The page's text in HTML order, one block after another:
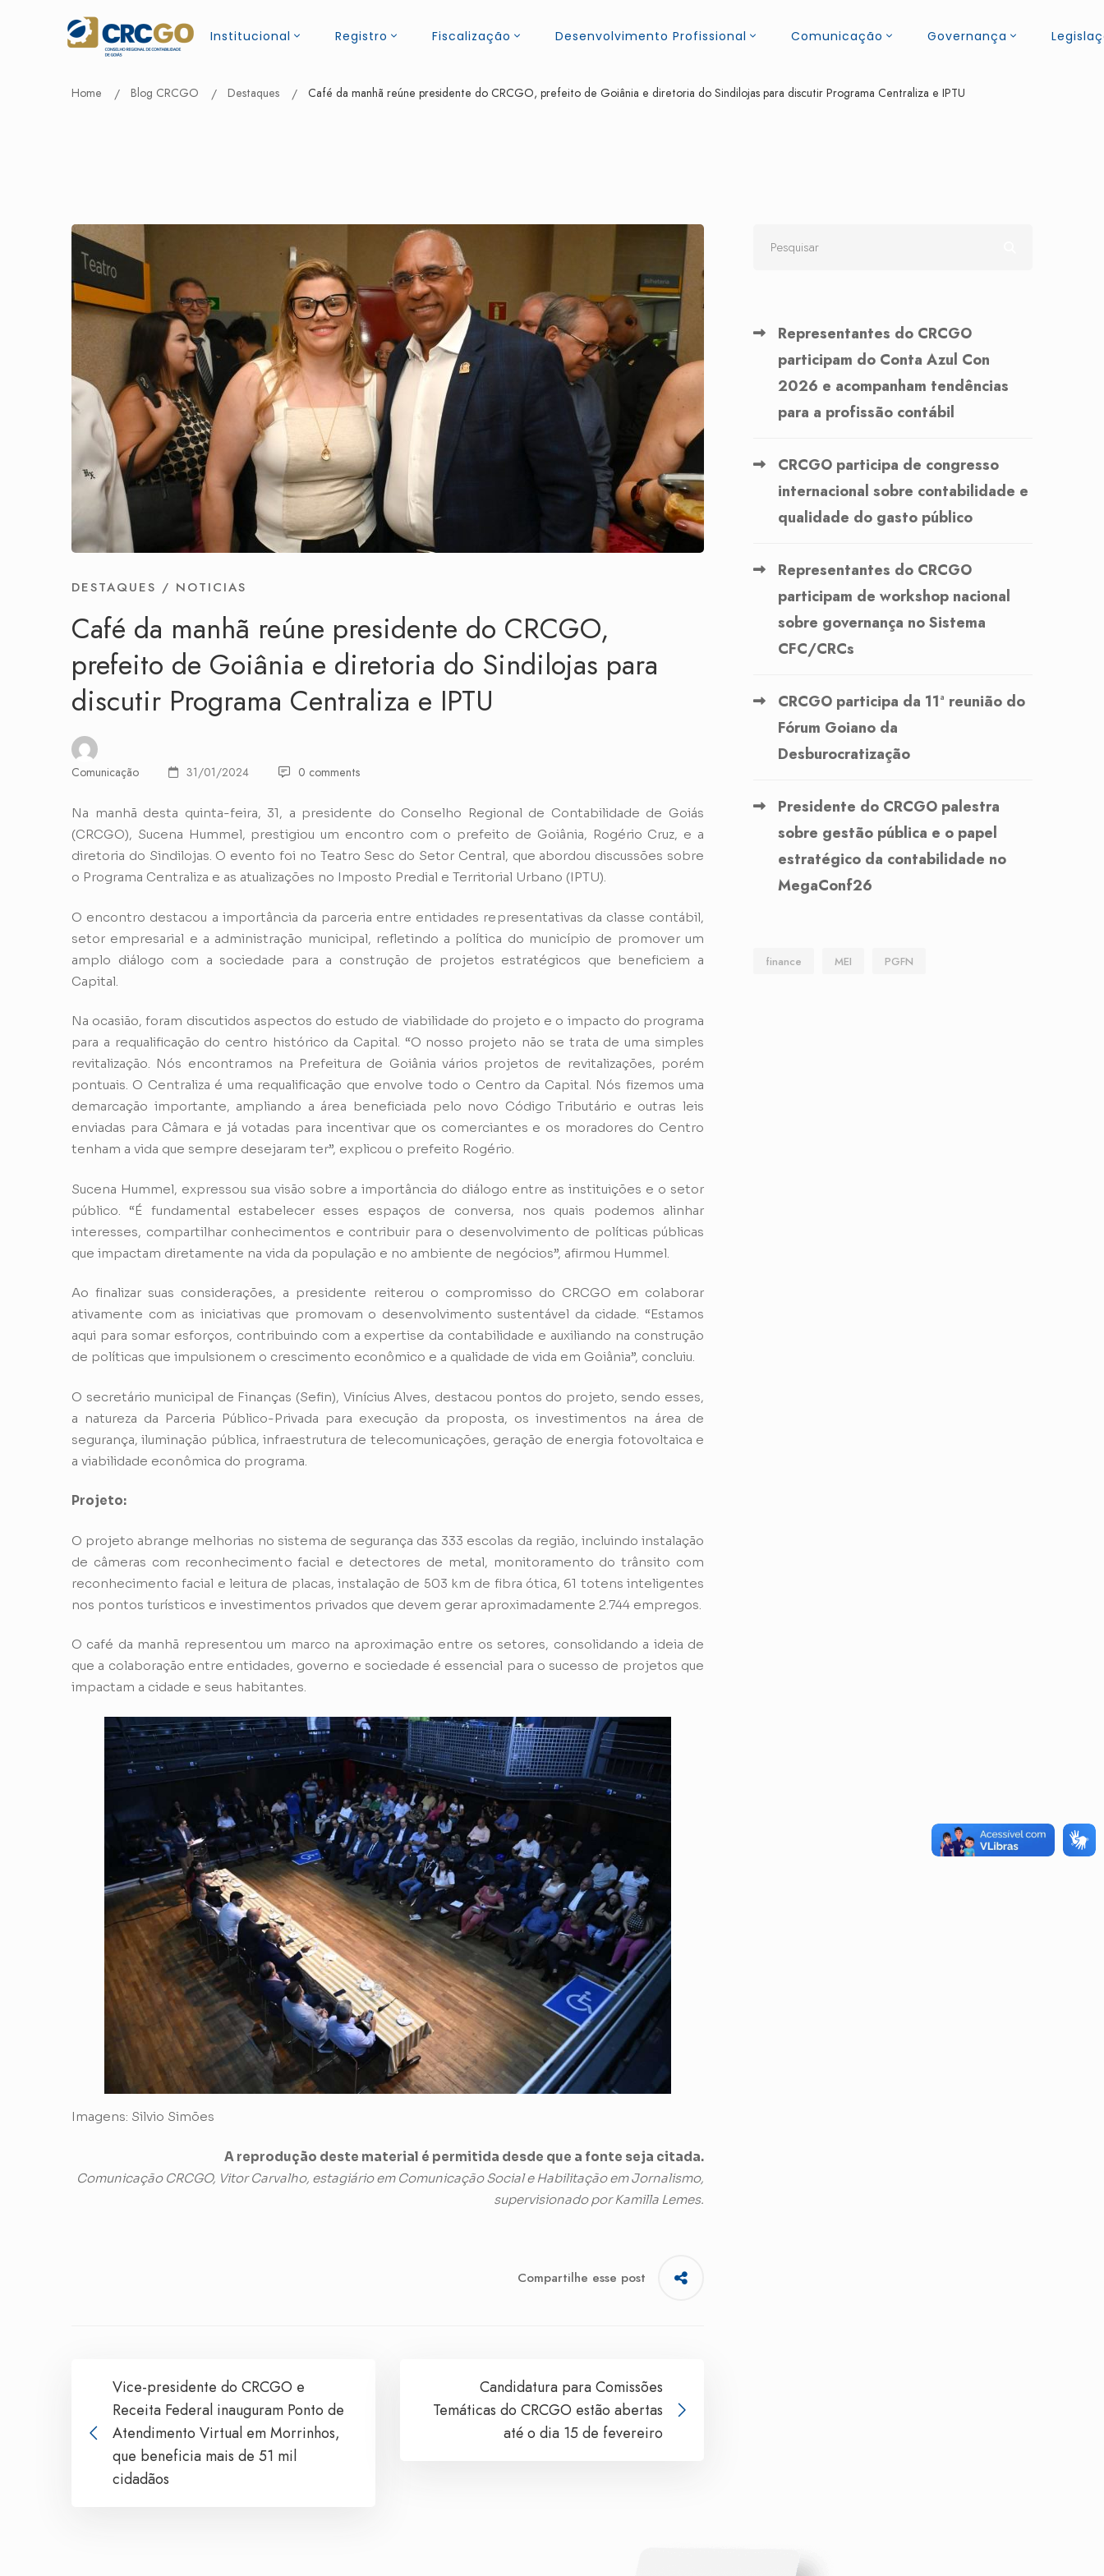
Institucional Registro Fiscalização Desenvolvimento Profissional Comunicação Governança
Home Blog CRCGO Destaques Café da manhã reúne presidente do CRCGO, prefeito de Goiânia e diretoria do Sindilojas para discutir Programa Centraliza e IPTU
DESTAQUES / NOTICIAS
Café da manhã reúne presidente do CRCGO,
prefeito de Goiânia e diretoria do Sindilojas para
discutir Programa Centraliza e IPTU
Comunicação 31/01/2024 0 comments
Na manhã desta quinta-feira, 31, a presidente do Conselho Regional de Contabilidade de Goiás
(CRCGO), Sucena Hummel, prestigiou um encontro com o prefeito de Goiânia, Rogério Cruz, e a
diretoria do Sindilojas. O evento foi no Teatro Sesc do Setor Central, que abordou discussões sobre
o Programa Centraliza e as atualizações no Imposto Predial e Territorial Urbano (IPTU).
O encontro destacou a importância da parceria entre entidades representativas da classe contábil,
setor empresarial e a administração municipal, refletindo a política do município de promover um
amplo diálogo com a sociedade para a construção de projetos estratégicos que beneficiem a
Capital.
Na ocasião, foram discutidos aspectos do estudo de viabilidade do projeto e o impacto do programa
para a requalificação do centro histórico da Capital. “O nosso projeto não se trata de uma simples
revitalização. Nós encontramos na Prefeitura de Goiânia vários projetos de revitalizações, porém
pontuais. O Centraliza é uma requalificação que envolve todo o Centro da Capital. Nós fizemos uma
demarcação importante, ampliando a área beneficiada pelo novo Código Tributário e outras leis
enviadas para Câmara e já votadas para incentivar que os comerciantes e os moradores do Centro
tenham a vida que sempre desejaram ter”, explicou o prefeito Rogério.
Sucena Hummel, expressou sua visão sobre a importância do diálogo entre as instituições e o setor
público. “É fundamental estabelecer esses espaços de conversa, nos quais podemos alinhar
interesses, compartilhar conhecimentos e contribuir para o desenvolvimento de políticas públicas
que impactam diretamente na vida da população e no ambiente de negócios”, afirmou Hummel.
Ao finalizar suas considerações, a presidente reiterou o compromisso do CRCGO em colaborar
ativamente com as iniciativas que promovam o desenvolvimento sustentável da cidade. “Estamos
aqui para somar esforços, contribuindo com a expertise da contabilidade e auxiliando na construção
de políticas que impulsionem o crescimento econômico e a qualidade de vida em Goiânia”, concluiu.
O secretário municipal de Finanças (Sefin), Vinícius Alves, destacou pontos do projeto, sendo esses,
a natureza da Parceria Público-Privada para execução da proposta, os investimentos na área de
segurança, iluminação pública, infraestrutura de telecomunicações, geração de energia fotovoltaica e
a viabilidade econômica do programa.
Projeto:
O projeto abrange melhorias no sistema de segurança das 333 escolas da região, incluindo instalação
de câmeras com reconhecimento facial e detectores de metal, monitoramento do trânsito com
reconhecimento facial e leitura de placas, instalação de 503 km de fibra ótica, 61 totens inteligentes
nos pontos turísticos e investimentos privados que devem gerar aproximadamente 2.744 empregos.
O café da manhã representou um marco na aproximação entre os setores, consolidando a ideia de
que a colaboração entre entidades, governo e sociedade é essencial para o sucesso de projetos que
impactam a cidade e seus habitantes.
Imagens: Silvio Simões
A reprodução deste material é permitida desde que a fonte seja citada.
Comunicação CRCGO, Vitor Carvalho, estagiário em Comunicação Social e Habilitação em Jornalismo,
supervisionado por Kamilla Lemes.
Compartilhe esse post
Vice-presidente do CRCGO e
Receita Federal inauguram Ponto de
Atendimento Virtual em Morrinhos,
que beneficia mais de 51 mil
cidadãos
Candidatura para Comissões
Temáticas do CRCGO estão abertas
até o dia 15 de fevereiro
Representantes do CRCGO
participam do Conta Azul Con
2026 e acompanham tendências
para a profissão contábil
CRCGO participa de congresso
internacional sobre contabilidade e
qualidade do gasto público
Representantes do CRCGO
participam de workshop nacional
sobre governança no Sistema
CFC/CRCs
CRCGO participa da 11ª reunião do
Fórum Goiano da
Desburocratização
Presidente do CRCGO palestra
sobre gestão pública e o papel
estratégico da contabilidade no
MegaConf26
finance MEI PGFN